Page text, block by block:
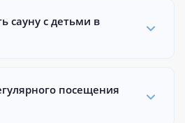
сауну с детьми в
посещения